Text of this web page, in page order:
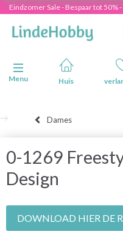
Eindzomer Sale - Bespaar tot 50%
Navigatie in-/uitschakelen
Menu
Huis
Dames
0-1269
Design
DOWNLOAD HIER DE